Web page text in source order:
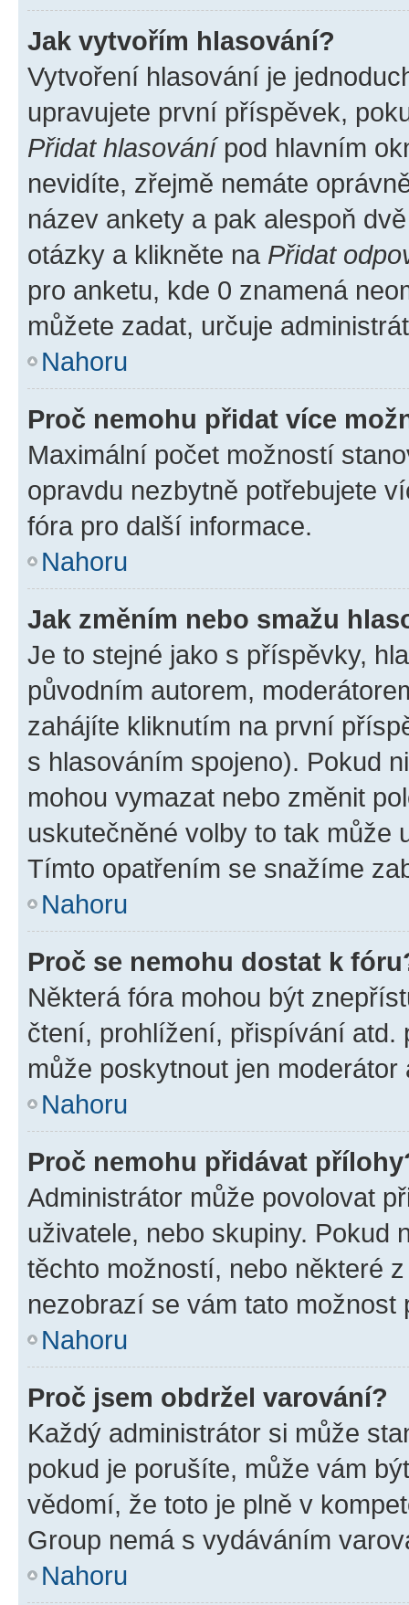
Jak vytvořím hlasování?
Vytvoření hlasování je
upravujete první příspěvek,
Přidat hlasovánípod hlavním
nevidíte, zřejmě nemáte
název ankety a pak alespoň
otázky a klikněte na Přidat
pro anketu, kde 0 znamená
můžete zadat, určuje
Nahoru
Proč nemohu přidat více
Maximální počet možností
opravdu nezbytně potřebujete
fóra pro další informace.
Nahoru
Jak změním nebo smažu
Je to stejné jako s příspěvky,
původním autorem,
zahájíte kliknutím na první
s hlasováním spojeno). Pokud
mohou vymazat nebo změnit
uskutečněné volby to tak může
Tímto opatřením se snažíme
Nahoru
Proč se nemohu dostat k
Některá fóra mohou být
čtení, prohlížení, přispívání atd.
může poskytnout jen
Nahoru
Proč nemohu přidávat
Administrátor může povolovat
uživatele, nebo skupiny. Pokud
těchto možností, nebo některé
nezobrazí se vám tato
Nahoru
Proč jsem obdržel varování?
Každý administrátor si může
pokud je porušíte, může vám
vědomí, že toto je plně v
Group nemá s vydáváním
Nahoru